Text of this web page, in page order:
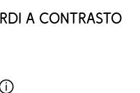
a contrasto